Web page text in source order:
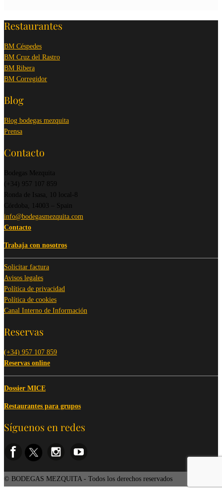
Restaurantes
BM Céspedes
BM Cruz del Rastro
BM Ribera
BM Corregidor
Blog
Blog bodegas mezquita
Prensa
Contacto
Bodegas Mezquita
(+34) 957 107 859
Ronda de Isasa, 10 local-8
Córdoba, 14003 – Spain
info@bodegasmezquita.com
Contacto
Trabaja con nosotros
Solicitar factura
Avisos legales
Política de privacidad
Política de cookies
Canal Interno de Información
Reservas
(+34) 957 107 859
Reservas online
Dossier MICE
Restaurantes para grupos
Síguenos en redes
© BODEGAS MEZQUITA - Todos los derechos reservados